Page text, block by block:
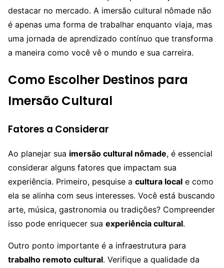
destacar no mercado. A imersão cultural nômade não
é apenas uma forma de trabalhar enquanto viaja, mas
uma jornada de aprendizado contínuo que transforma
a maneira como você vê o mundo e sua carreira.
Como Escolher Destinos para
Imersão Cultural
Fatores a Considerar
Ao planejar sua imersão cultural nômade, é essencial
considerar alguns fatores que impactam sua
experiência. Primeiro, pesquise a cultura local e como
ela se alinha com seus interesses. Você está buscando
arte, música, gastronomia ou tradições? Compreender
isso pode enriquecer sua experiência cultural.
Outro ponto importante é a infraestrutura para
trabalho remoto cultural. Verifique a qualidade da